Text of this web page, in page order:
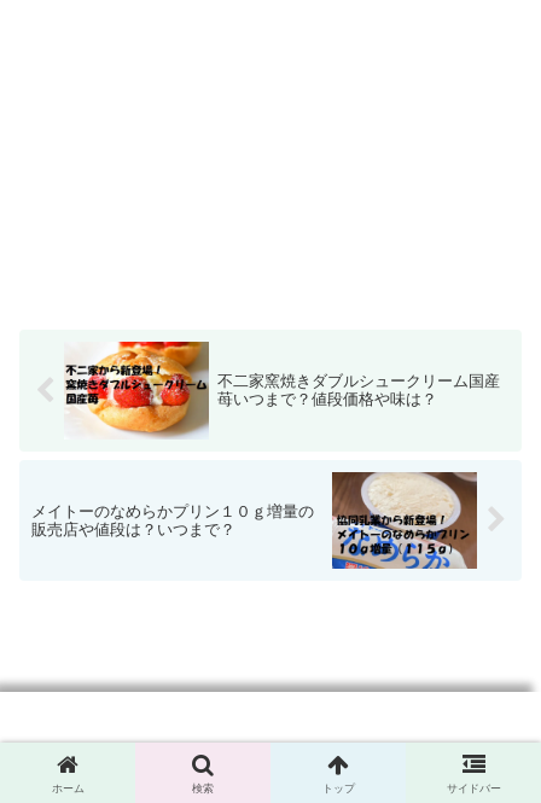
不二家窯焼きダブルシュークリーム国産
苺いつまで？値段価格や味は？
メイトーのなめらかプリン１０ｇ増量の
販売店や値段は？いつまで？
RICONEWS
© 2020 RICONEWS.
ホーム 検索 トップ サイドバー